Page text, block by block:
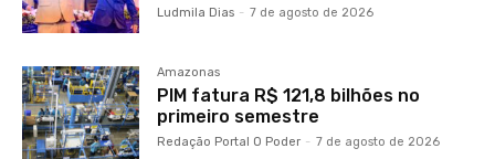
Ludmila Dias - 7 de agosto de 2026
Amazonas
PIM fatura R$ 121,8 bilhões no
primeiro semestre
Redação Portal O Poder - 7 de agosto de 2026